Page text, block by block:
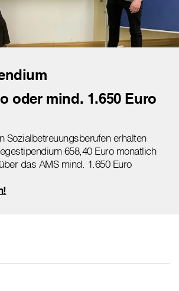
oder mind. 1.650 Euro
Sozialbetreuungsberufen erhalten
658,40 Euro monatlich
das AMS mind. 1.650 Euro